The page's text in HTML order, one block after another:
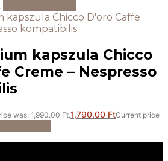
kapszula Chicco
Creme – Nespresso
was: 1,990.00 Ft.1,790.00 FtCurrent price